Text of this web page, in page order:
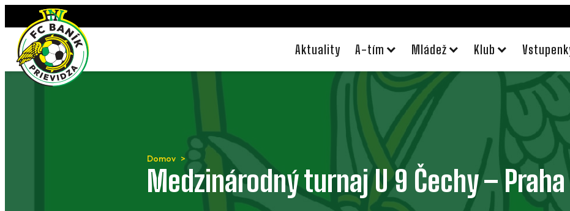
Preskočiť
na
obsah
Aktuality A-tím Mládež Klub
Domov
Medzinárodný turnaj U 9 Čechy – Praha